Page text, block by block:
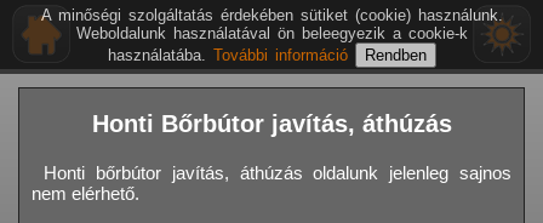
Honti Bőrbútor javítás, áthúzás
Honti bőrbútor javítás, áthúzás oldalunk jelenleg sajnos
nem elérhető.
A minőségi szolgáltatás érdekében sütiket (cookie) használunk.
Weboldalunk használatával ön beleegyezik a cookie-k
használatába. További információ